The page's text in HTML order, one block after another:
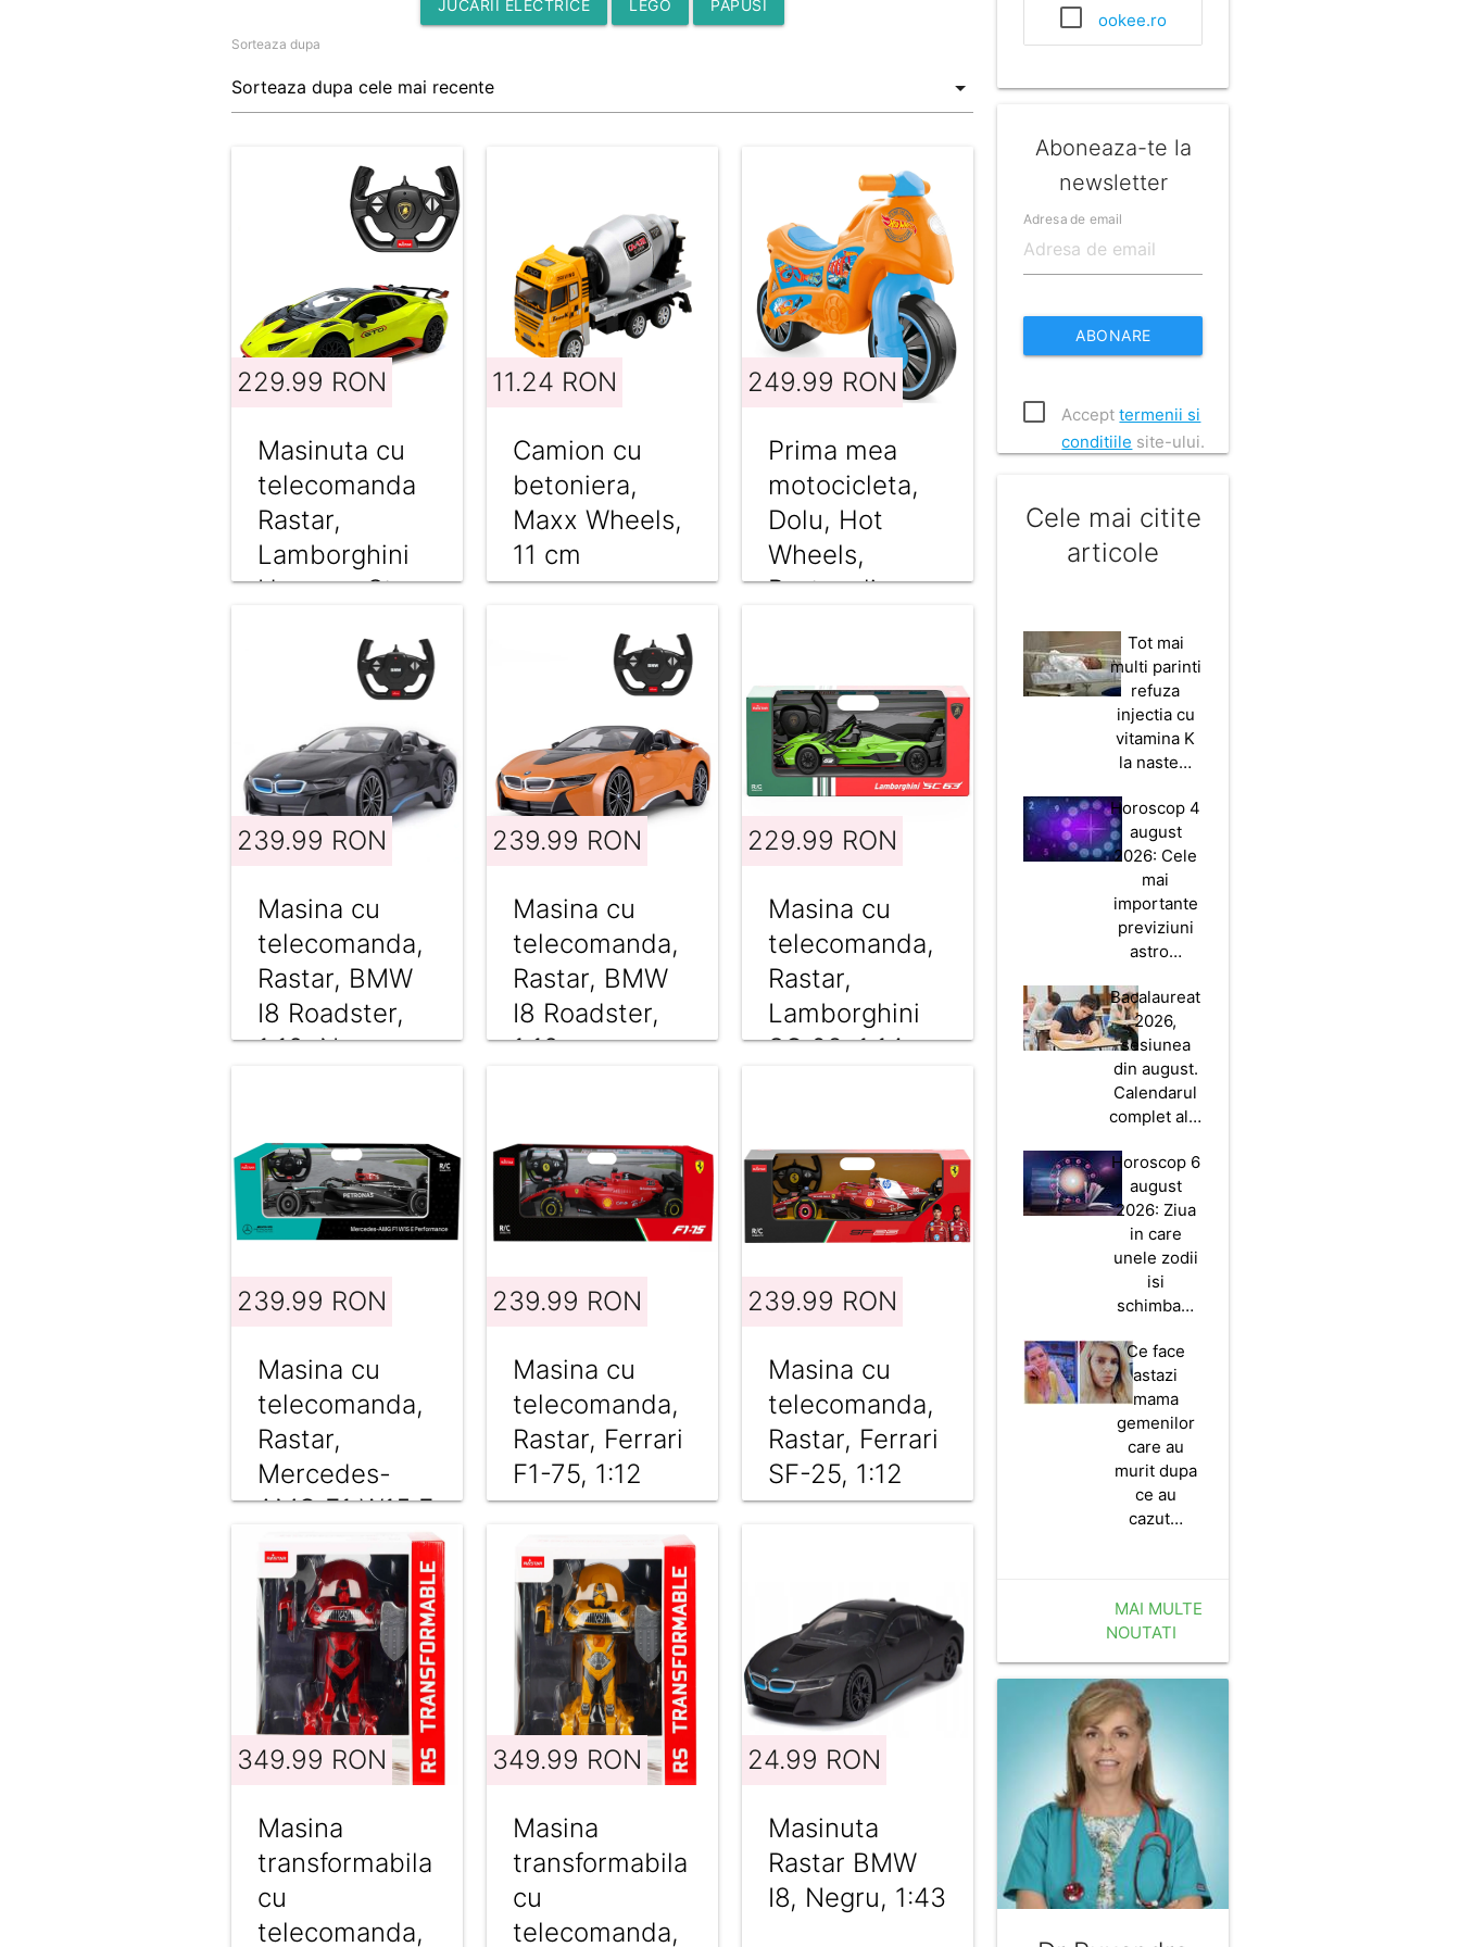
JUCARII ELECTRICE LEGO PAPUSI
Sorteaza dupa
229.99 RON
Masinuta cu
telecomanda
Rastar,
Lamborghini
Huracan Sto,
11.24 RON
Camion cu
betoniera,
Maxx Wheels,
11 cm
249.99 RON
Prima mea
motocicleta,
Dolu, Hot
Wheels,
Portocaliu
239.99 RON
Masina cu
telecomanda,
Rastar, BMW
I8 Roadster,
1:12, Negru
239.99 RON
Masina cu
telecomanda,
Rastar, BMW
I8 Roadster,
1:12,
229.99 RON
Masina cu
telecomanda,
Rastar,
Lamborghini
SC 63, 1:14
239.99 RON
Masina cu
telecomanda,
Rastar,
Mercedes-
AMG F1 W15 E
Performance,
1:12
239.99 RON
Masina cu
telecomanda,
Rastar, Ferrari
F1-75, 1:12
239.99 RON
Masina cu
telecomanda,
Rastar, Ferrari
SF-25, 1:12
349.99 RON
Masina
transformabila
cu
telecomanda,
349.99 RON
Masina
transformabila
cu
telecomanda,
24.99 RON
Masinuta
Rastar BMW
I8, Negru, 1:43
ookee.ro
Aboneaza-te la
newsletter
Adresa de email
ABONARE
Accepttermenii si
conditiile site-ului.
Cele mai citite
articole
Tot mai
multi parinti
refuza
injectia cu
vitamina K
la naste…
Horoscop 4
august
2026: Cele
mai
importante
previziuni
astro…
Bacalaureat
2026,
sesiunea
din august.
Calendarul
complet al…
Horoscop 6
august
2026: Ziua
in care
unele zodii
isi
schimba…
Ce face
astazi
mama
gemenilor
care au
murit dupa
ce au
cazut…
MAI MULTE
NOUTATI